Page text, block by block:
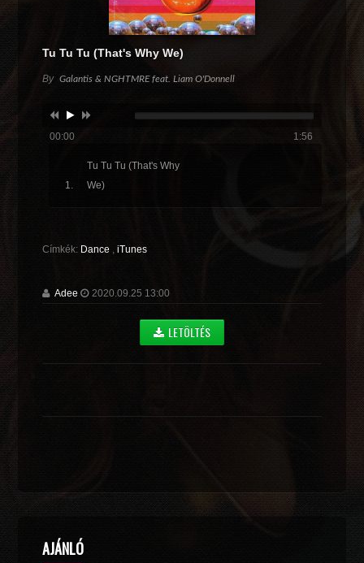
Tu Tu Tu (That's Why We)
By Galantis & NGHTMRE feat. Liam O'Donnell
00:00 1:56
Tu Tu Tu (That's Why
We)
Címkék: Dance ,iTunes
Adee 2020.09.25 13:00
LETÖLTÉS
AJÁNLÓ